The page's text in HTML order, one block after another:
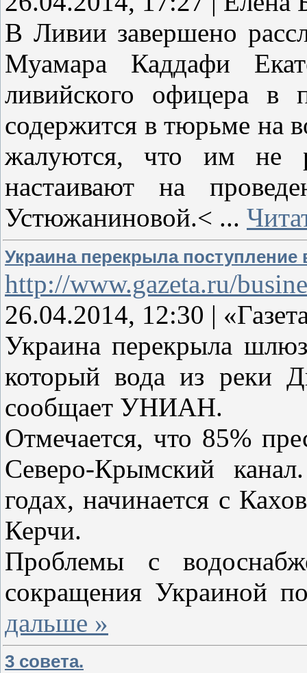
В Ливии завершено
Муамара Каддафи
ливийского офицера в
содержится в тюрьме на
жалуются, что им не
настаивают на
Устюжаниновой.< ...
Украина перекрыла
http://www.gazeta.ru/
26.04.2014, 12:30 |
Украина перекрыла
который вода из реки
сообщает УНИАН.
Отмечается, что 85%
Северо-Крымский
годах, начинается с
Керчи.
Проблемы с
сокращения Украиной
дальше »
3 совета.